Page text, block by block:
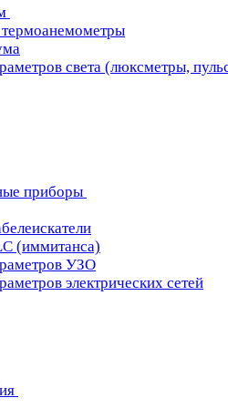
света (люксметры,
приборы
(иммитанса)
УЗО
электрических сетей